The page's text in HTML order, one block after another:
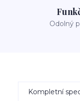
Odolný
Kompletní